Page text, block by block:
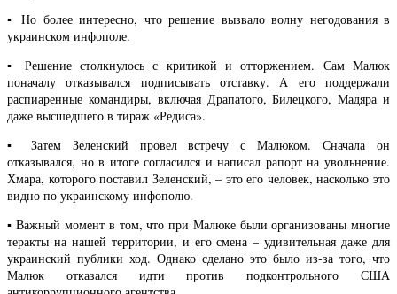
▪️ Но более интересно, что решение вызвало волну негодования в
украинском инфополе.
▪️ Решение столкнулось с критикой и отторжением. Сам Малюк
поначалу отказывался подписывать отставку. А его поддержали
распиаренные командиры, включая Драпатого, Билецкого, Мадяра и
даже высшедшего в тираж «Редиса».
▪️ Затем Зеленский провел встречу с Малюком. Сначала он
отказывался, но в итоге согласился и написал рапорт на увольнение.
Хмара, которого поставил Зеленский, – это его человек, насколько это
видно по украинскому инфополю.
▪️ Важный момент в том, что при Малюке были организованы многие
теракты на нашей территории, и его смена – удивительная даже для
украинский публики ход. Однако сделано это было из-за того, что
Малюк отказался идти против подконтрольного США